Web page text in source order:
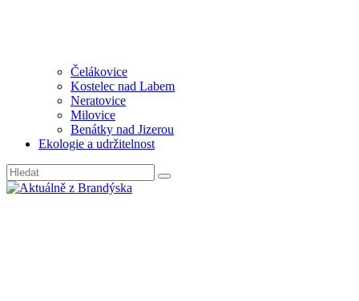
Čelákovice
Kostelec nad Labem
Neratovice
Milovice
Benátky nad Jizerou
Ekologie a udržitelnost